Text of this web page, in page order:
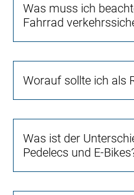
Was muss ich
Fahrrad
Worauf sollte ich als
Was ist der
Pedelecs und E-